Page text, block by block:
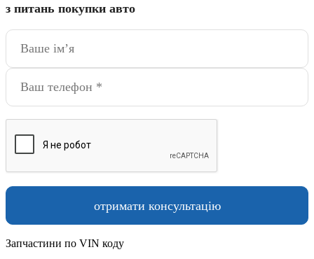
з питань покупки авто
Запчастини по VIN коду